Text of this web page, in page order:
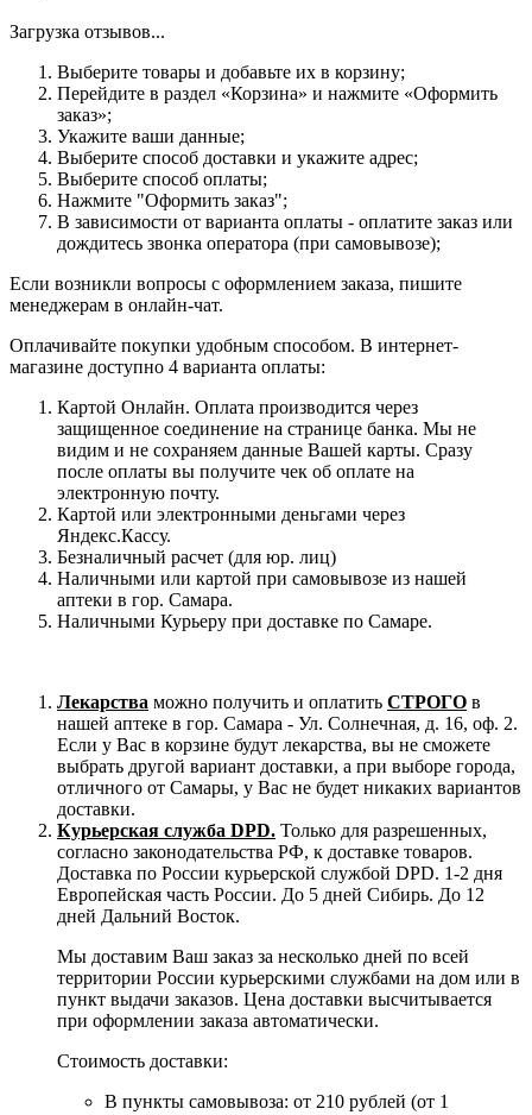
Загрузка отзывов...
Выберите товары и добавьте их в корзину;
Перейдите в раздел «Корзина» и нажмите «Оформить
заказ»;
Укажите ваши данные;
Выберите способ доставки и укажите адрес;
Выберите способ оплаты;
Нажмите "Оформить заказ";
В зависимости от варианта оплаты - оплатите заказ или
дождитесь звонка оператора (при самовывозе);
Если возникли вопросы с оформлением заказа, пишите
менеджерам в онлайн-чат.
Оплачивайте покупки удобным способом. В интернет-
магазине доступно 4 варианта оплаты:
Картой Онлайн. Оплата производится через
защищенное соединение на странице банка. Мы не
видим и не сохраняем данные Вашей карты. Сразу
после оплаты вы получите чек об оплате на
электронную почту.
Картой или электронными деньгами через
Яндекс.Кассу.
Безналичный расчет (для юр. лиц)
Наличными или картой при самовывозе из нашей
аптеки в гор. Самара.
Наличными Курьеру при доставке по Самаре.
Лекарства можно получить и оплатить СТРОГО в
нашей аптеке в гор. Самара - Ул. Солнечная, д. 16, оф. 2.
Если у Вас в корзине будут лекарства, вы не сможете
выбрать другой вариант доставки, а при выборе города,
отличного от Самары, у Вас не будет никаких вариантов
доставки.
Курьерская служба DPD. Только для разрешенных,
согласно законодательства РФ, к доставке товаров.
Доставка по России курьерской службой DPD. 1-2 дня
Европейская часть России. До 5 дней Сибирь. До 12
дней Дальний Восток.
Мы доставим Ваш заказ за несколько дней по всей
территории России курьерскими службами на дом или в
пункт выдачи заказов. Цена доставки высчитывается
при оформлении заказа автоматически.
Стоимость доставки:
В пункты самовывоза: от 210 рублей (от 1